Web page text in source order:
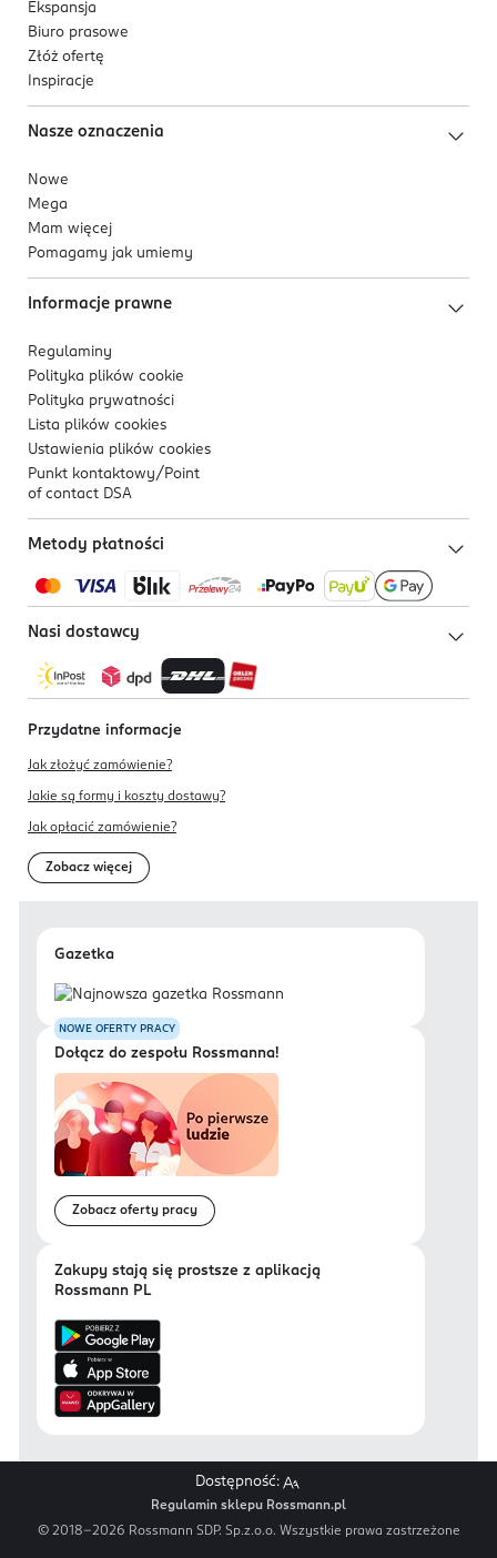
Ekspansja
Biuro prasowe
Złóż ofertę
Inspiracje
Nasze oznaczenia
Nowe
Mega
Mam więcej
Pomagamy jak umiemy
Informacje prawne
Regulaminy
Polityka plików cookie
Polityka prywatności
Lista plików cookies
Ustawienia plików cookies
Punkt kontaktowy/ Point
of contact DSA
Metody płatności
Nasi dostawcy
Przydatne informacje
Jak złożyć zamówienie?
Jakie są formy i koszty dostawy?
Jak opłacić zamówienie?
Zobacz więcej
Gazetka
NOWE OFERTY PRACY
Dołącz do zespołu Rossmanna!
Zobacz oferty pracy
Zakupy stają się prostsze z aplikacją
Rossmann PL
Dostępność:
Regulamin sklepu Rossmann.pl
© 2018-2026 Rossmann SDP. Sp.z.o.o. Wszystkie prawa zastrzeżone